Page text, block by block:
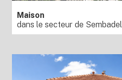
Maison
dans le secteur de Sembadel